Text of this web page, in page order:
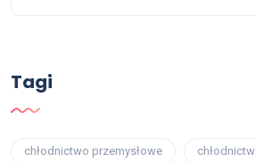
Tagi
chłodnictwo przemysłowe